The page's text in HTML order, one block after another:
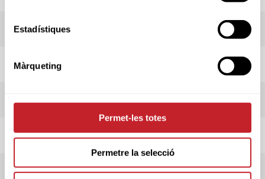
Estadístiques
Màrqueting
Permet-les totes
Permetre la selecció
RESULTADOS
HORARIO SALIDAS
ADMITIDOS/AS
INFORMACIÓN PRUEBA
INFORMACIÓN CLUB